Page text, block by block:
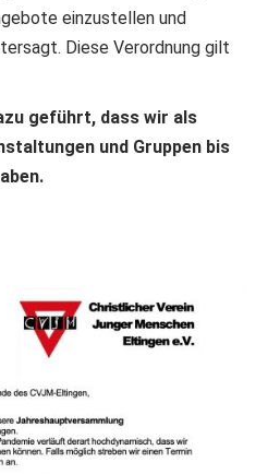
einzustellen und
Diese Verordnung gilt
geführt, dass wir als
und Gruppen bis